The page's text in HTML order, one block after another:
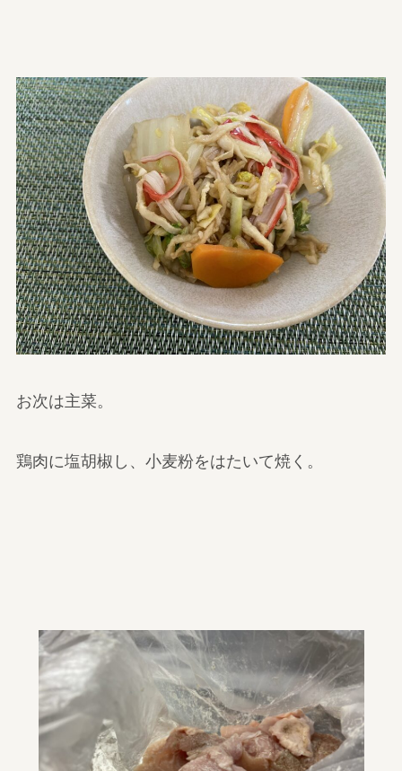
お次は主菜。
鶏肉に塩胡椒し、小麦粉をはたいて焼く。